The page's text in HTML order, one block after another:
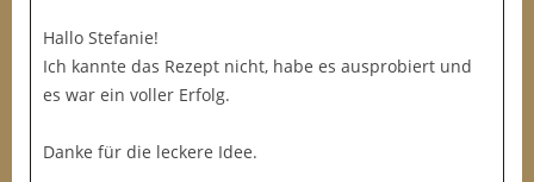
Hallo Stefanie!
Ich kannte das Rezept nicht, habe es ausprobiert und
es war ein voller Erfolg.
Danke für die leckere Idee.